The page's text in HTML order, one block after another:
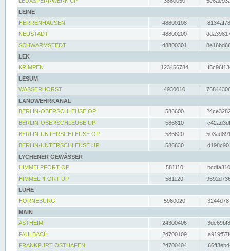
LEINE
HERRENHAUSEN
48800108
NEUSTADT
48800200
SCHWARMSTEDT
48800301
LEK
KRIMPEN
123456784
LESUM
WASSERHORST
4930010
LANDWEHRKANAL
BERLIN-OBERSCHLEUSE OP
586600
BERLIN-OBERSCHLEUSE UP
586610
BERLIN-UNTERSCHLEUSE OP
586620
BERLIN-UNTERSCHLEUSE UP
586630
LYCHENER GEWÄSSER
HIMMELPFORT OP
581110
HIMMELPFORT UP
581120
LÜHE
HORNEBURG
5960020
MAIN
ASTHEIM
24300406
FAULBACH
24700109
FRANKFURT OSTHAFEN
24700404